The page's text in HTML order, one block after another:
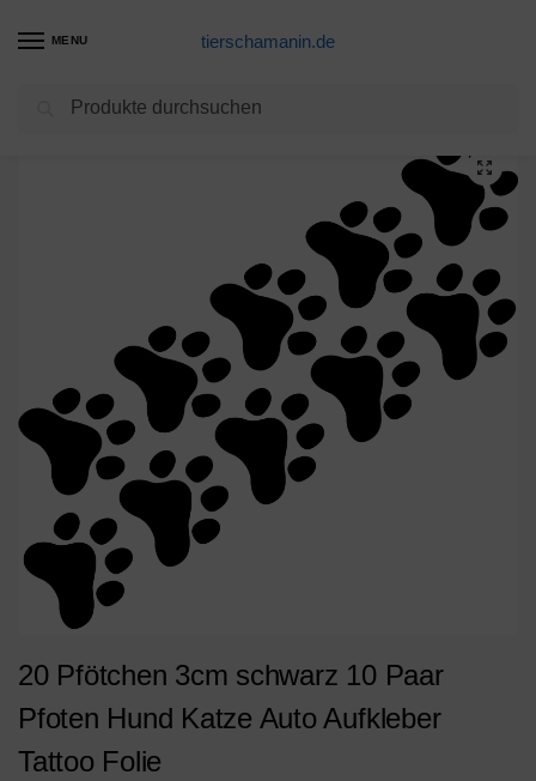
MENU tierschamanin.de
Futternapf Produkte / 20 Pfötchen 3cm schwarz 10 Paar Pfoten Hund Katze Auto Aufkleber Tattoo Folie
20 Pfötchen 3cm schwarz 10 Paar
Pfoten Hund Katze Auto Aufkleber
Tattoo Folie